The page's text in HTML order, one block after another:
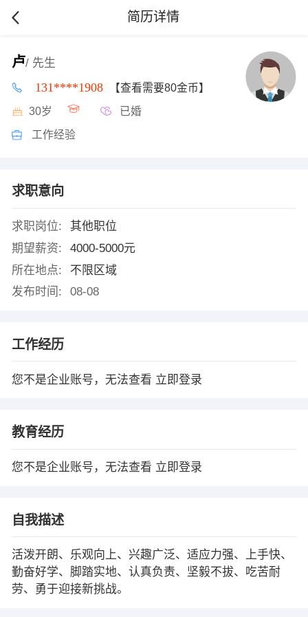
简历详情
卢/ 先生
131****1908 【查看需要80金币】
30岁 已婚
工作经验
求职意向
求职岗位:
其他职位
期望薪资:
4000-5000元
所在地点:
不限区域
发布时间:
08-08
工作经历
您不是企业账号，无法查看 立即登录
教育经历
您不是企业账号，无法查看 立即登录
自我描述
活泼开朗、乐观向上、兴趣广泛、适应力强、上手快、
勤奋好学、脚踏实地、认真负责、坚毅不拔、吃苦耐
劳、勇于迎接新挑战。